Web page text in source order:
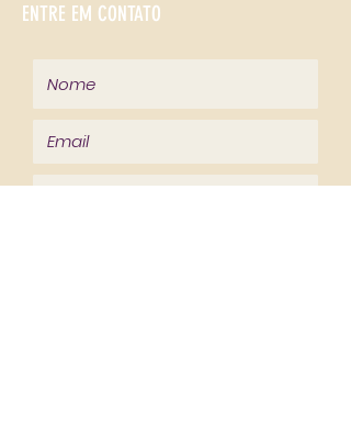
ENTRE EM CONTATO